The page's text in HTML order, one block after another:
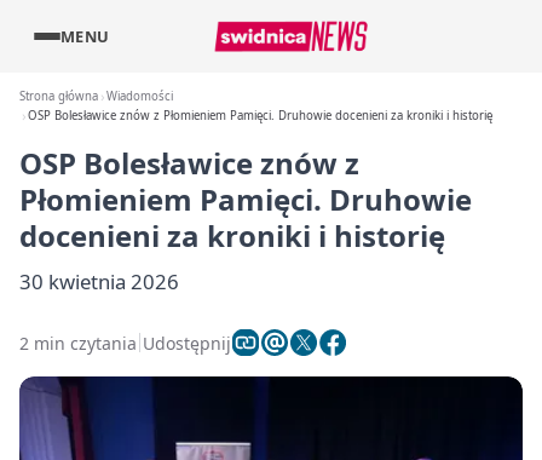
MENU
Strona główna Wiadomości
OSP Bolesławice znów z Płomieniem Pamięci. Druhowie docenieni za kroniki i historię
OSP Bolesławice znów z
Płomieniem Pamięci. Druhowie
docenieni za kroniki i historię
30 kwietnia 2026
2 min czytania Udostępnij